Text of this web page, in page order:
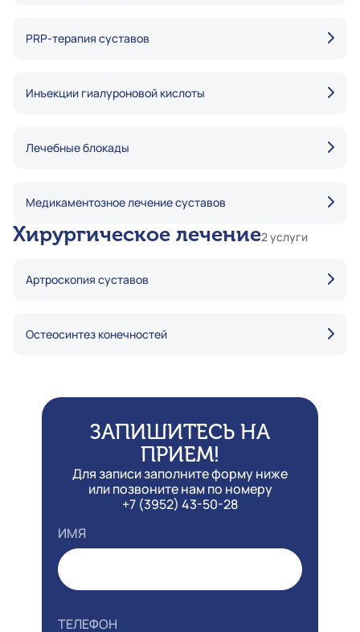
PRP-терапия суставов
Инъекции гиалуроновой кислоты
Лечебные блокады
Медикаментозное лечение суставов
Хирургическое лечение2 услуги
Артроскопия суставов
Остеосинтез конечностей
ЗАПИШИТЕСЬ НА
ПРИЕМ!
Для записи заполните форму ниже
или позвоните нам по номеру
+7 (3952) 43-50-28
ИМЯ
ТЕЛЕФОН